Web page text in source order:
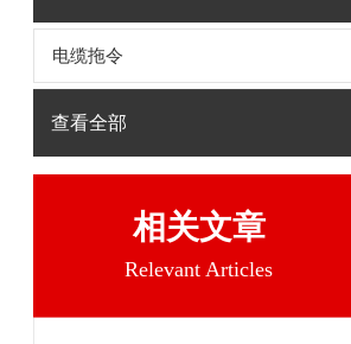
电缆拖令
查看全部
相关文章
Relevant Articles